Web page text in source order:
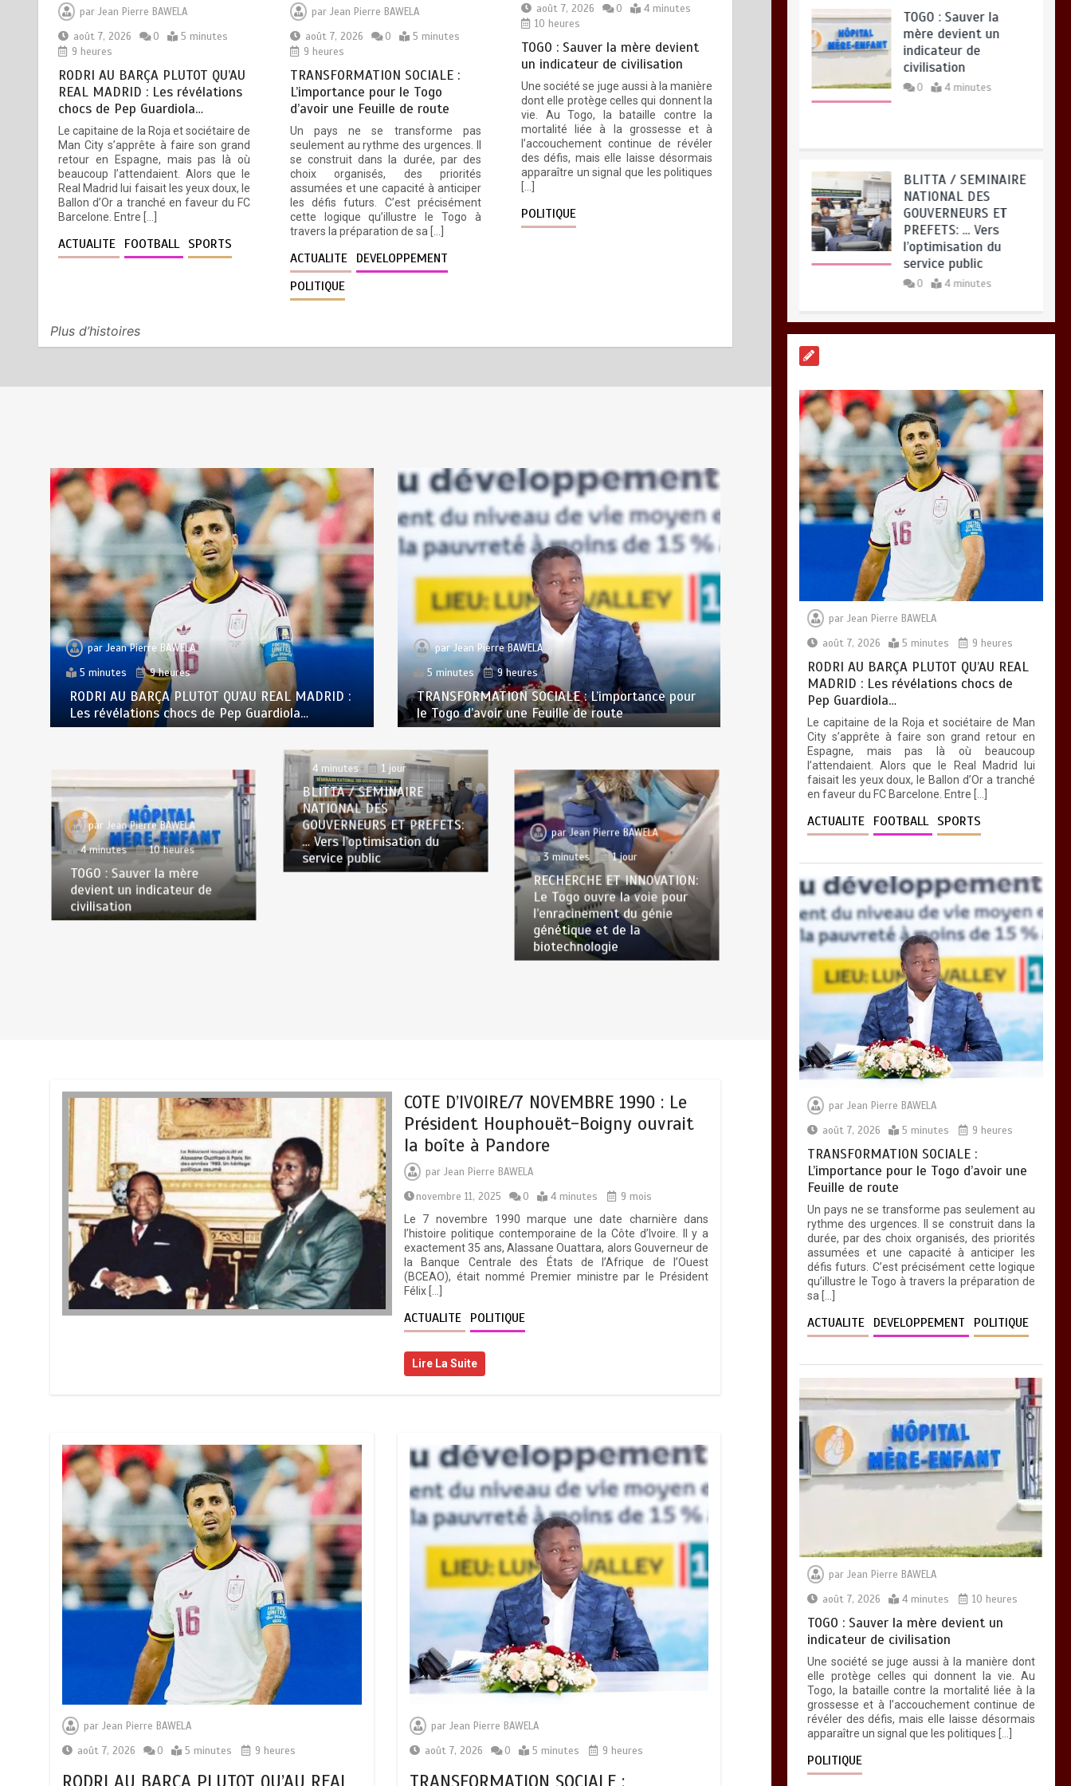
3
TOGO : Sauver la mère devient
août 7, 2026
4
BLITTA / SEMINAIRE
NATIONAL DES GOUVERNEURS
ET PREFETS: … Vers
l’optimisation du service public
août 6, 2026 4 minutes 1 jour
5
RECHERCHE ET INNOVATION: Le
août 6, 2026
parJean Pierre BAWELA
août 7, 2026
0
5 minutes
9 heures
RODRI AU BARÇA PLUTOT QU’AU
REAL MADRID : Les révélations
chocs de Pep Guardiola…
Le capitaine de la Roja et sociétaire de
Man City s’apprête à faire son grand
retour en Espagne, mais pas là où
beaucoup l’attendaient. Alors que le
Real Madrid lui faisait les yeux doux, le
Ballon d’Or a tranché en faveur du FC
Barcelone. Entre […]
ACTUALITE FOOTBALL SPORTS
par Jean Pierre BAWELA
août 7, 2026
0
5 minutes
9 heures
TRANSFORMATION SOCIALE :
L’importance pour le Togo
d’avoir une Feuille de route
Un pays ne se transforme pas
seulement au rythme des urgences. Il
se construit dans la durée, par des
choix organisés, des priorités
assumées et une capacité à anticiper
les défis futurs. C’est précisément
cette logique qu’illustre le Togo à
travers la préparation de sa […]
ACTUALITE DEVELOPPEMENT
POLITIQUE
août 7, 2026
0
4 minutes
10 heures
TOGO : Sauver la mère devient
un indicateur de civilisation
Une société se juge aussi à la manière
dont elle protège celles qui donnent la
vie. Au Togo, la bataille contre la
mortalité liée à la grossesse et à
l’accouchement continue de révéler
des défis, mais elle laisse désormais
apparaître un signal que les politiques
POLITIQUE
Plus d’histoires
parJean Pierre BAWELA
5 minutes
9 heures
RODRI AU BARÇA PLUTOT QU’AU REAL MADRID :
Les révélations chocs de Pep Guardiola…
parJean Pierre BAWELA
5 minutes
9 heures
TRANSFORMATION SOCIALE : L’importance pour
le Togo d’avoir une Feuille de route
par Jean Pierre BAWELA
4 minutes
10 heures
TOGO : Sauver la mère
devient un indicateur de
civilisation
4 minutes
1 jour
BLITTA / SEMINAIRE
NATIONAL DES
GOUVERNEURS ET PREFETS:
… Vers l’optimisation du
service public
parJean Pierre BAWELA
3 minutes
1 jour
RECHERCHE ET INNOVATION:
Le Togo ouvre la voie pour
l’enracinement du génie
génétique et de la
biotechnologie
COTE D’IVOIRE/7 NOVEMBRE 1990 : Le
Président Houphouët-Boigny ouvrait
la boîte à Pandore
par Jean Pierre BAWELA
novembre 11, 2025
0 4 minutes
9 mois
Le 7 novembre 1990 marque une date charnière dans
l’histoire politique contemporaine de la Côte d’Ivoire. Il y a
exactement 35 ans, Alassane Ouattara, alors Gouverneur de
la Banque Centrale des États de l’Afrique de l’Ouest
(BCEAO), était nommé Premier ministre par le Président
Félix […]
ACTUALITE POLITIQUE
Lire La Suite
parJean Pierre BAWELA
août 7, 2026
0 5 minutes 9 heures
RODRI AU BARÇA PLUTOT QU’AU REAL
par Jean Pierre BAWELA
août 7, 2026
0 5 minutes 9 heures
TRANSFORMATION SOCIALE :
BLITTA / SEMINAIRE
NATIONAL DES
GOUVERNEURS ET
PREFETS: … Vers
l’optimisation du
RODRI AU BARÇA
PLUTOT QU’AU REAL
MADRID : Les
révélations chocs de
Pep Guardiola…
0 5 minutes
Togo d’avoir une
Feuille de route
0 5 minutes
TOGO : Sauver la
mère devient un
indicateur de
civilisation
4 minutes
par Jean Pierre BAWELA
août 7, 2026
5 minutes 9 heures
RODRI AU BARÇA PLUTOT QU’AU REAL
MADRID : Les révélations chocs de
Pep Guardiola…
Le capitaine de la Roja et sociétaire de Man
City s’apprête à faire son grand retour en
Espagne, mais pas là où beaucoup
l’attendaient. Alors que le Real Madrid lui
faisait les yeux doux, le Ballon d’Or a tranché
en faveur du FC Barcelone. Entre […]
ACTUALITE FOOTBALL SPORTS
par Jean Pierre BAWELA
août 7, 2026
5 minutes 9 heures
TRANSFORMATION SOCIALE :
L’importance pour le Togo d’avoir une
Feuille de route
Un pays ne se transforme pas seulement au
rythme des urgences. Il se construit dans la
durée, par des choix organisés, des priorités
assumées et une capacité à anticiper les
défis futurs. C’est précisément cette logique
qu’illustre le Togo à travers la préparation de
sa […]
ACTUALITE DEVELOPPEMENT POLITIQUE
par Jean Pierre BAWELA
août 7, 2026
4 minutes 10 heures
TOGO : Sauver la mère devient un
indicateur de civilisation
Une société se juge aussi à la manière dont
elle protège celles qui donnent la vie. Au
Togo, la bataille contre la mortalité liée à la
grossesse et à l’accouchement continue de
révéler des défis, mais elle laisse désormais
apparaître un signal que les politiques […]
POLITIQUE